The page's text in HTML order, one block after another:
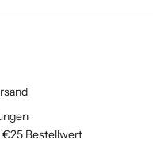
€25 Bestellwert